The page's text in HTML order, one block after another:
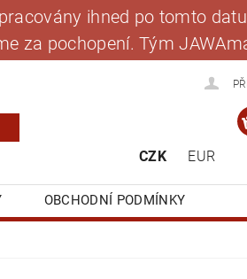
ihned po tomto
za pochopení. Tým
CZK EUR
OBCHODNÍ PODMÍNKY